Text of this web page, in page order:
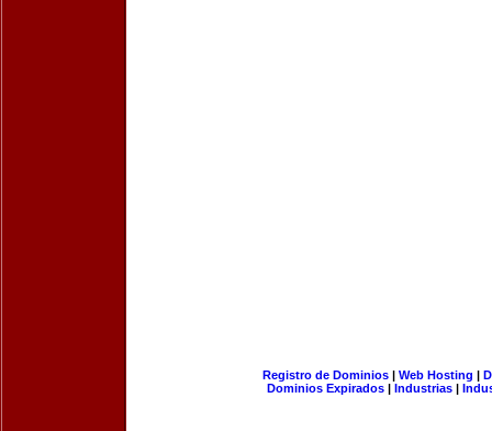
Registro de Dominios| Web Hosting |
Dominios Expirados | Industrias |